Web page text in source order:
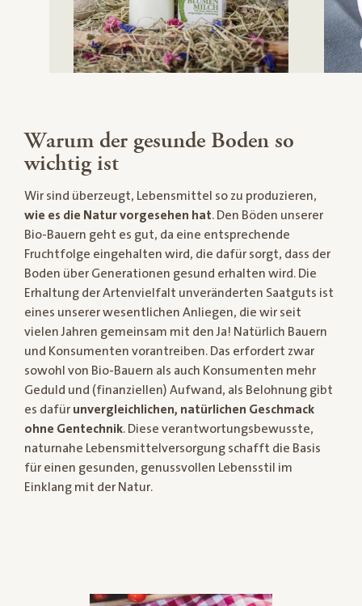
Warum der gesunde Boden so
wichtig ist
Wir sind überzeugt, Lebensmittel so zu produzieren,
wie es die Natur vorgesehen hat. Den Böden unserer
Bio-Bauern geht es gut, da eine entsprechende
Fruchtfolge eingehalten wird, die dafür sorgt, dass der
Boden über Generationen gesund erhalten wird. Die
Erhaltung der Artenvielfalt unveränderten Saatguts ist
eines unserer wesentlichen Anliegen, die wir seit
vielen Jahren gemeinsam mit den Ja! Natürlich Bauern
und Konsumenten vorantreiben. Das erfordert zwar
sowohl von Bio-Bauern als auch Konsumenten mehr
Geduld und (finanziellen) Aufwand, als Belohnung gibt
es dafür unvergleichlichen, natürlichen Geschmack
ohne Gentechnik. Diese verantwortungsbewusste,
naturnahe Lebensmittelversorgung schafft die Basis
für einen gesunden, genussvollen Lebensstil im
Einklang mit der Natur.